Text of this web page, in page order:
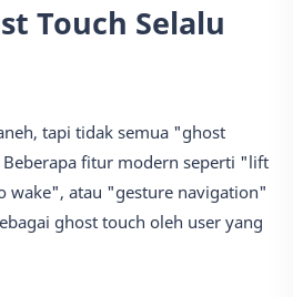
Touch Selalu
tapi tidak semua "ghost
fitur modern seperti "lift
wake", atau "gesture navigation"
ghost touch oleh user yang